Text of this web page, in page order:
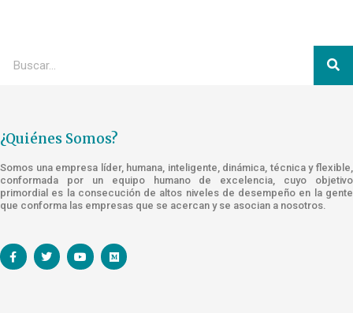
¿Quiénes Somos?
Somos una empresa líder, humana, inteligente, dinámica, técnica y flexible,
conformada por un equipo humano de excelencia, cuyo objetivo
primordial es la consecución de altos niveles de desempeño en la gente
que conforma las empresas que se acercan y se asocian a nosotros.